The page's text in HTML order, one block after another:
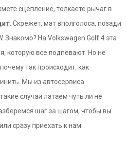
сцепление, толкаете рычаг в
. Скрежет, мат вполголоса, позади
Знакомо? На Volkswagen Golf 4 эта
которую все подпевают. Но не
так происходит, как
Мы из автосервиса
случаи латаем чуть ли не
шаг за шагом, чтобы вы
сразу приехать к нам.